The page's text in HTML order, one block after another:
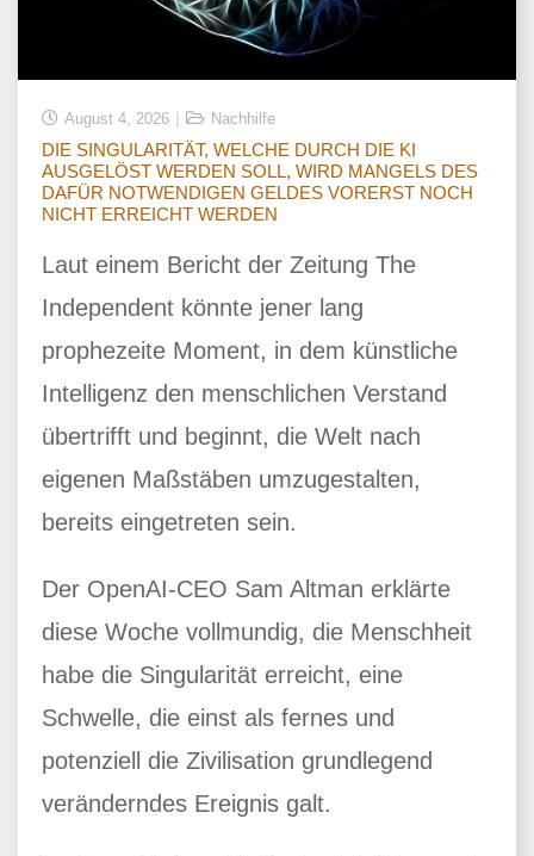
August 4, 2026 Nachhilfe
DIE SINGULARITÄT, WELCHE DURCH DIE KI
AUSGELÖST WERDEN SOLL, WIRD MANGELS DES
DAFÜR NOTWENDIGEN GELDES VORERST NOCH
NICHT ERREICHT WERDEN
Laut einem Bericht der Zeitung The
Independent könnte jener lang
prophezeite Moment, in dem künstliche
Intelligenz den menschlichen Verstand
übertrifft und beginnt, die Welt nach
eigenen Maßstäben umzugestalten,
bereits eingetreten sein.
Der OpenAI-CEO Sam Altman erklärte
diese Woche vollmundig, die Menschheit
habe die Singularität erreicht, eine
Schwelle, die einst als fernes und
potenziell die Zivilisation grundlegend
veränderndes Ereignis galt.